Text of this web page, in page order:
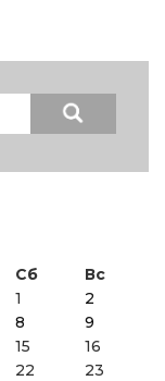
Сб
Вс
1
2
8
9
15
16
22
23